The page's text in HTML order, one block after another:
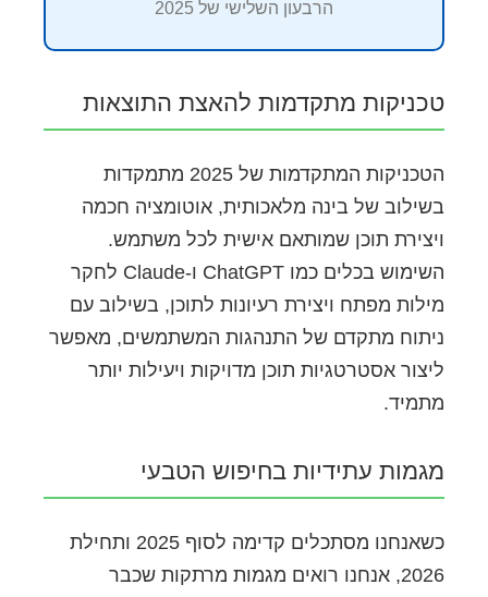
הרבעון השלישי של 2025
טכניקות מתקדמות להאצת התוצאות
הטכניקות המתקדמות של 2025 מתמקדות
בשילוב של בינה מלאכותית, אוטומציה חכמה
ויצירת תוכן שמותאם אישית לכל משתמש.
השימוש בכלים כמו ChatGPT ו-Claude לחקר
מילות מפתח ויצירת רעיונות לתוכן, בשילוב עם
ניתוח מתקדם של התנהגות המשתמשים, מאפשר
ליצור אסטרטגיות תוכן מדויקות ויעילות יותר
מתמיד.
מגמות עתידיות בחיפוש הטבעי
כשאנחנו מסתכלים קדימה לסוף 2025 ותחילת
2026, אנחנו רואים מגמות מרתקות שכבר